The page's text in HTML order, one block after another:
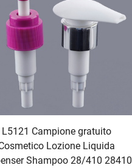
L5121 Campione gratuito
Lozione Liquida
Shampoo 28/410 28410